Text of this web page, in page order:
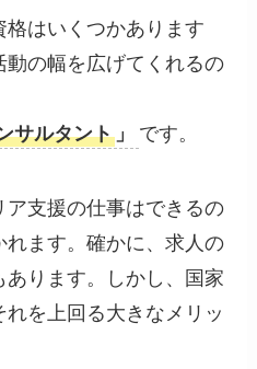
はいくつかあります
の幅を広げてくれるの
サルタント 」 です。
ア支援の仕事はできるの
ます。確かに、求人の
ります。しかし、国家
を上回る大きなメリッ